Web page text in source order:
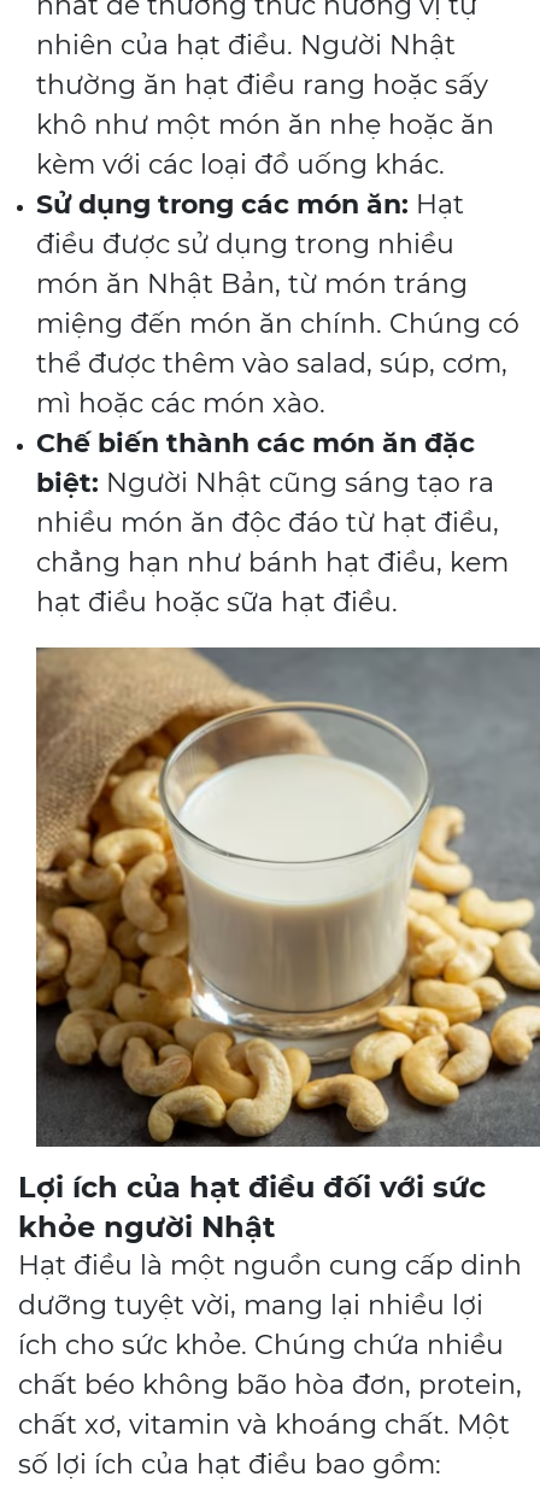
nhiên của hạt điều. Người Nhật
thường ăn hạt điều rang hoặc sấy
khô như một món ăn nhẹ hoặc ăn
kèm với các loại đồ uống khác.
Sử dụng trong các món ăn: Hạt
điều được sử dụng trong nhiều
món ăn Nhật Bản, từ món tráng
miệng đến món ăn chính. Chúng có
thể được thêm vào salad, súp, cơm,
mì hoặc các món xào.
Chế biến thành các món ăn đặc
biệt: Người Nhật cũng sáng tạo ra
nhiều món ăn độc đáo từ hạt điều,
chẳng hạn như bánh hạt điều, kem
hạt điều hoặc sữa hạt điều.
Lợi ích của hạt điều đối với sức
khỏe người Nhật
Hạt điều là một nguồn cung cấp dinh
dưỡng tuyệt vời, mang lại nhiều lợi
ích cho sức khỏe. Chúng chứa nhiều
chất béo không bão hòa đơn, protein,
chất xơ, vitamin và khoáng chất. Một
số lợi ích của hạt điều bao gồm: